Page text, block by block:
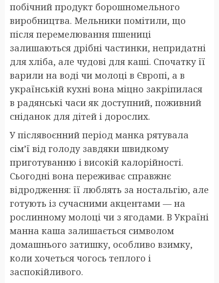
побічний продукт борошномельного
виробництва. Мельники помітили, що
після перемелювання пшениці
залишаються дрібні частинки, непридатні
для хліба, але чудові для каші. Спочатку її
варили на воді чи молоці в Європі, а в
українській кухні вона міцно закріпилася
в радянські часи як доступний, поживний
сніданок для дітей і дорослих.
У післявоєнний період манка рятувала
сім’ї від голоду завдяки швидкому
приготуванню і високій калорійності.
Сьогодні вона переживає справжнє
відродження: її люблять за ностальгію, але
готують із сучасними акцентами — на
рослинному молоці чи з ягодами. В Україні
манна каша залишається символом
домашнього затишку, особливо взимку,
коли хочеться чогось теплого і
заспокійливого.